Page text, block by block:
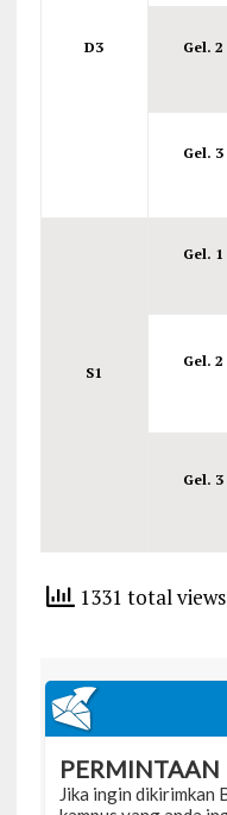
D3 Gel. 2
Gel. 3
S1
Gel. 1
Gel. 2
Gel. 3
1331 total views